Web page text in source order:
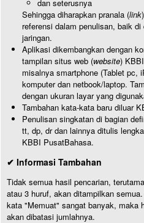
dan seterusnya
Sehingga diharapkan pranala (link
referensi dalam penulisan, baik
jaringan.
Aplikasi dikembangkan dengan
tampilan situs web (website)
misalnya smartphone (Tablet pc,
komputer dan netbook/laptop.
dengan ukuran layar yang
Tambahan kata-kata baru diluar
Penulisan singkatan di bagian
tt, dp, dr dan lainnya ditulis
KBBI PusatBahasa.
✔ Informasi Tambahan
Tidak semua hasil pencarian,
atau 3 huruf, akan ditampilkan
kata "Memuat" sangat banyak, maka
akan dibatasi jumlahnya.